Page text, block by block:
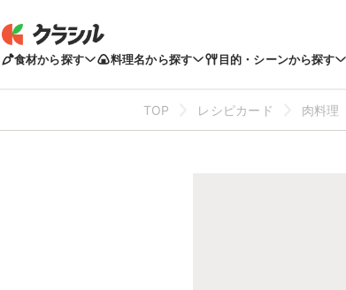
食材から探す 料理名から探す 目的・シーンから探す
TOP レシピカード 肉料理